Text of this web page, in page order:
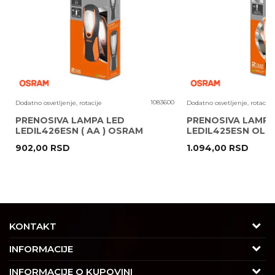
POŠALJI
Dodatno osvetljenje, rotacije 1083600
PRENOSIVA LAMPA LED
LEDIL426ESN ( AA ) OSRAM
902,00 RSD
Dodatno osvetljenje, rotacije
PRENOSIVA
LEDIL425ESN
1.094,00 RSD
KONTAKT
Adresa
Trgovačka 7/2, Čukarica
INFORMACIJE
O nama
INFORMACIJE O KUPOVINI